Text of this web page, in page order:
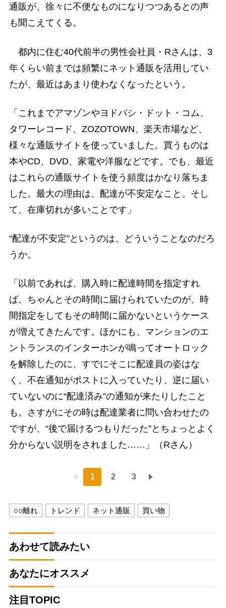
通販が、徐々に不便なものになりつつあるとの声
も聞こえてくる。
都内に住む40代前半の男性会社員・Rさんは、3
年くらい前までは頻繁にネット通販を活用してい
たが、最近はあまり使わなくなったという。
「これまでアマゾンやヨドバシ・ドット・コム、
タワーレコード、ZOZOTOWN、楽天市場など、
様々な通販サイトを使っていました。買うものは
本やCD、DVD、家電や洋服などです。でも、最近
はこれらの通販サイトを使う頻度はかなり落ちま
した。最大の理由は、配達が不安定なこと。そし
て、在庫切れが多いことです」
“配達が不安定”というのは、どういうことなのだろ
うか。
「以前であれば、購入時に配達時間を指定すれ
ば、ちゃんとその時間に届けられていたのが、時
間指定をしてもその時間に届かないというケース
が増えてきたんです。ほかにも、マンションのエ
ントランスのインターホンが鳴ってオートロック
を解除したのに、すでにそこに配達員の姿はな
く、不在通知がポストに入っていたり、逆に届い
ていないのに“配達済み”の通知が来たりしたこと
も。さすがにその時は配達業者に問い合わせたの
ですが、“後で届けるつもりだった”とちょっとよく
分からない説明をされました……」（Rさん）
1 2 3
○○離れ トレンド ネット通販 買い物
あわせて読みたい
あなたにオススメ
注目TOPIC